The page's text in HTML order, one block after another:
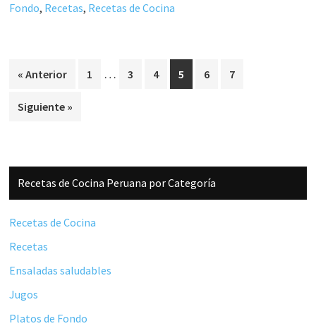
Fondo, Recetas, Recetas de Cocina
« Anterior Página
1
Páginas
… Página
3 Página
4 Página
5 Página
6 Página
7
Siguiente »
Barra
lateral
principal
Recetas de Cocina Peruana por Categoría
Recetas de Cocina
Recetas
Ensaladas saludables
Jugos
Platos de Fondo